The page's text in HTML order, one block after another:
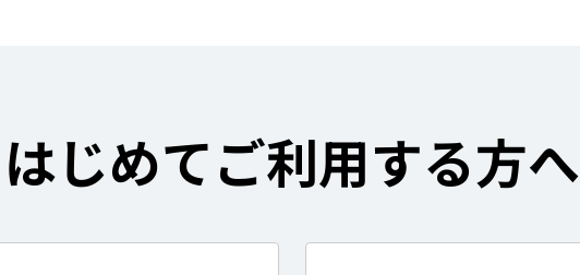
はじめてご利用する方へ